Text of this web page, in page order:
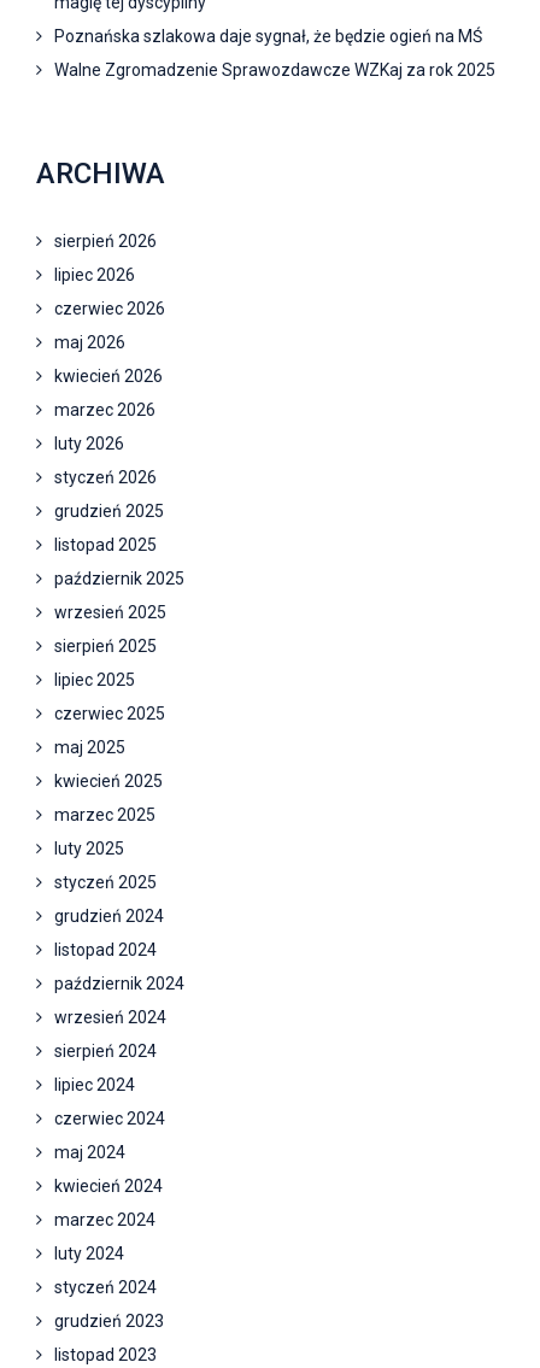
Poznańska szlakowa daje sygnał, że będzie ogień na MŚ
Walne Zgromadzenie Sprawozdawcze WZKaj za rok 2025
ARCHIWA
sierpień 2026
lipiec 2026
czerwiec 2026
maj 2026
kwiecień 2026
marzec 2026
luty 2026
styczeń 2026
grudzień 2025
listopad 2025
październik 2025
wrzesień 2025
sierpień 2025
lipiec 2025
czerwiec 2025
maj 2025
kwiecień 2025
marzec 2025
luty 2025
styczeń 2025
grudzień 2024
listopad 2024
październik 2024
wrzesień 2024
sierpień 2024
lipiec 2024
czerwiec 2024
maj 2024
kwiecień 2024
marzec 2024
luty 2024
styczeń 2024
grudzień 2023
listopad 2023